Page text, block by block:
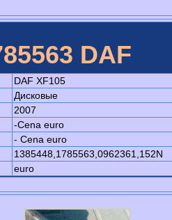
DAF
DAF XF105
Дисковые
2007
-Cena euro
- Cena euro
1385448,1785563,0962361,152N
euro